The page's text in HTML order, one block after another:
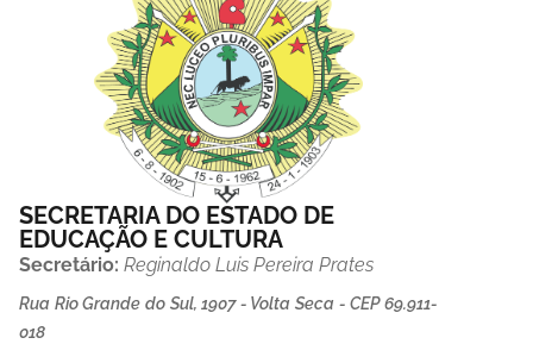
SECRETARIA DO ESTADO DE
EDUCAÇÃO E CULTURA
Secretário: Reginaldo Luis Pereira Prates
Rua Rio Grande do Sul, 1907 - Volta Seca - CEP 69.911-
018